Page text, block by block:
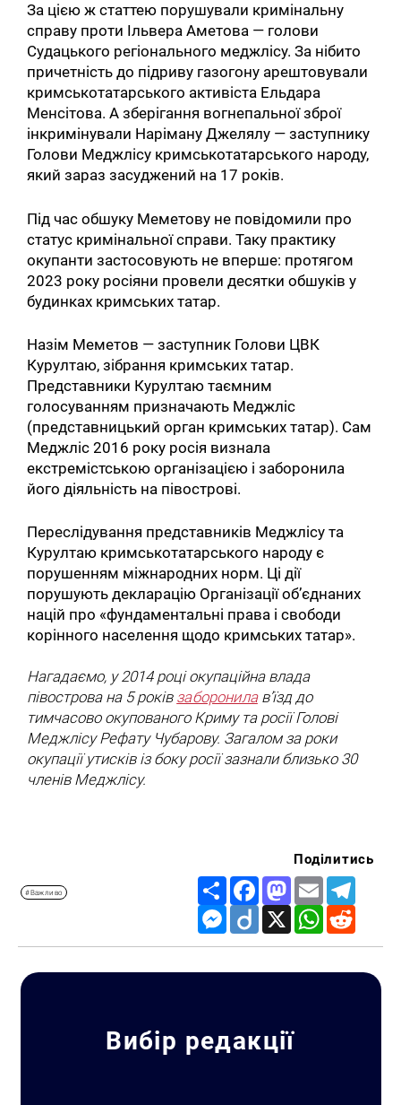
За цією ж статтею порушували кримінальну
справу проти Ільвера Аметова — голови
Судацького регіонального меджлісу. За нібито
причетність до підриву газогону арештовували
кримськотатарського активіста Ельдара
Менсітова. А зберігання вогнепальної зброї
інкримінували Наріману Джелялу — заступнику
Голови Меджлісу кримськотатарського народу,
який зараз засуджений на 17 років.
Під час обшуку Меметову не повідомили про
статус кримінальної справи. Таку практику
окупанти застосовують не вперше: протягом
2023 року росіяни провели десятки обшуків у
будинках кримських татар.
Назім Меметов — заступник Голови ЦВК
Курултаю, зібрання кримських татар.
Представники Курултаю таємним
голосуванням призначають Меджліс
(представницький орган кримських татар). Сам
Меджліс 2016 року росія визнала
екстремістською організацією і заборонила
його діяльність на півострові.
Переслідування представників Меджлісу та
Курултаю кримськотатарського народу є
порушенням міжнародних норм. Ці дії
порушують декларацію Організації об’єднаних
націй про «фундаментальні права і свободи
корінного населення щодо кримських татар».
Нагадаємо, у 2014 році окупаційна влада
півострова на 5 років заборонилав’їзд до
тимчасово окупованого Криму та росії Голові
Меджлісу Рефату Чубарову. Загалом за роки
окупації утисків із боку росії зазнали близько 30
членів Меджлісу.
#Важливо
Поділитись
Share FacebookMastodon
Email
Messenger
Diigo X WhatsApp
Вибір редакції